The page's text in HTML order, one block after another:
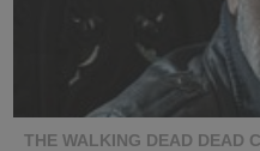
THE WALKING DEAD DEAD